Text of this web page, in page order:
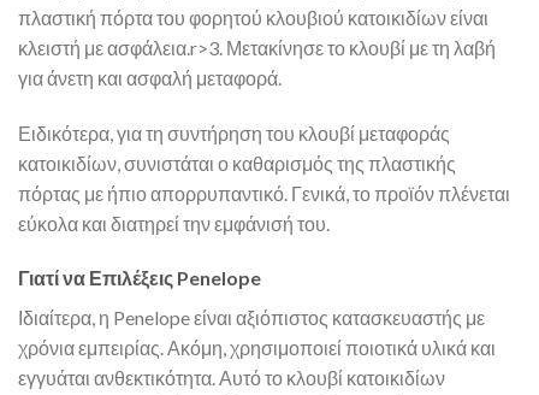
πλαστική πόρτα του φορητού κλουβιού κατοικιδίων είναι
κλειστή με ασφάλεια.r>3. Μετακίνησε το κλουβί με τη λαβή
για άνετη και ασφαλή μεταφορά.
Ειδικότερα, για τη συντήρηση του κλουβί μεταφοράς
κατοικιδίων, συνιστάται ο καθαρισμός της πλαστικής
πόρτας με ήπιο απορρυπαντικό. Γενικά, το προϊόν πλένεται
εύκολα και διατηρεί την εμφάνισή του.
Γιατί να Επιλέξεις Penelope
Ιδιαίτερα, η Penelope είναι αξιόπιστος κατασκευαστής με
χρόνια εμπειρίας. Ακόμη, χρησιμοποιεί ποιοτικά υλικά και
εγγυάται ανθεκτικότητα. Αυτό το κλουβί κατοικιδίων